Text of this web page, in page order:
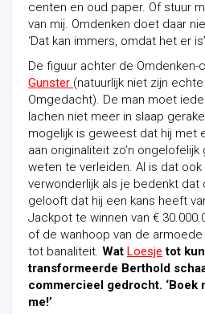
centen en oud paper. Of stuur
van mij. Omdenken doet daar
‘Dat kan immers, omdat het er
De figuur achter de Omdenken-
Gunster (natuurlijk niet zijn
Omgedacht). De man moet
lachen niet meer in slaap
mogelijk is geweest dat hij met
aan originaliteit zo’n
weten te verleiden. Al is dat
verwonderlijk als je bedenkt
gelooft dat hij een kans heeft
Jackpot te winnen van €
of de wanhoop van de
tot banaliteit. Wat Loesje tot
transformeerde Berthold
commercieel gedrocht. ‘Boek
me!’